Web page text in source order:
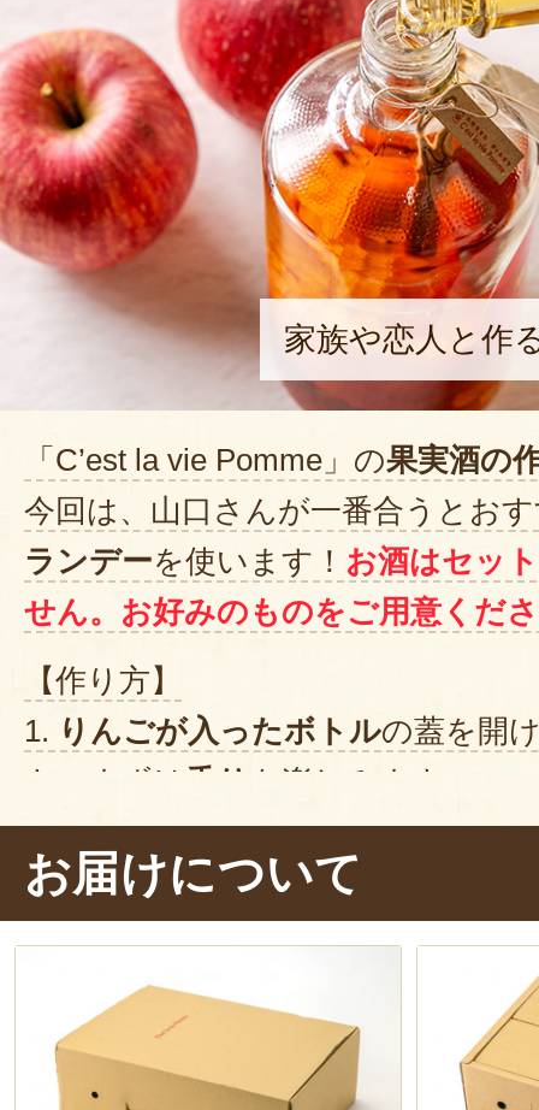
家族や恋人と作
「C’est la vie Pomme」の果実酒の
今回は、山口さんが一番合うとお
ランデーを使います！ お酒はセッ
せん。お好みのものをご用意くだ
【作り方】
1. りんごが入ったボトルの蓋を開
き、まずは 香り を楽しみます。
2. 1本の竹串でりんごを押さえ、も
を5〜6ヶ所刺します。果汁が出る
刺すのがポイントです。
金平糖をボトルに入れます。お
ティック も一緒にどうぞ。
4. お好みのお酒を500ml程度 入れ
お届けについて